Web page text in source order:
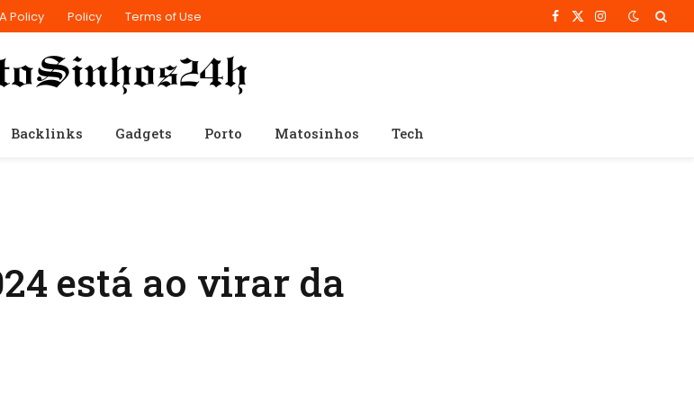
Policy Policy Terms of Use Facebook
X
Instagram
Backlinks Gadgets Porto Matosinhos Tech
está ao virar da